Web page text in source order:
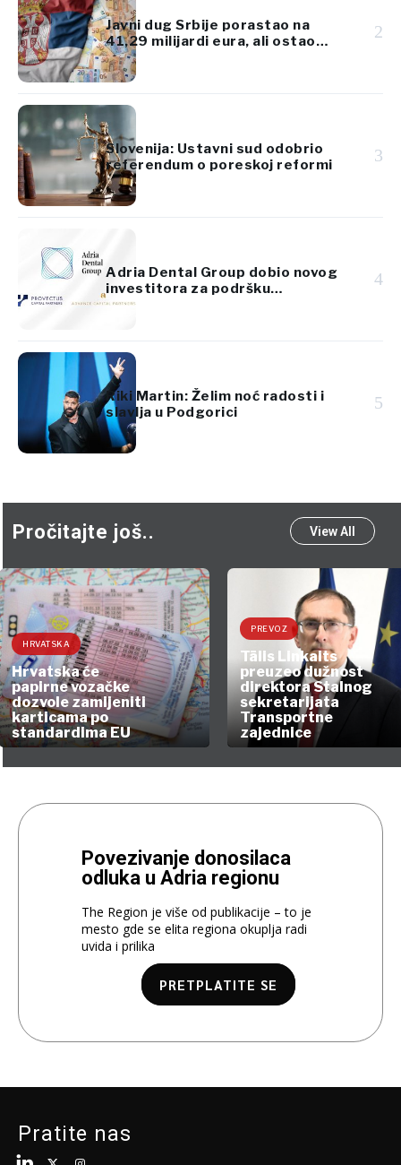
Javni dug Srbije porastao na
41,29 milijardi eura, ali ostao
ispod 45% BDP-a
2
Slovenija: Ustavni sud odobrio
referendum o poreskoj reformi
3
Adria Dental Group dobio novog
investitora za podršku
regionalnom širenju
4
Riki Martin: Želim noć radosti i
slavlja u Podgorici
5
Pročitajte još.. View All
HRVATSKA
Hrvatska će
papirne vozačke
dozvole zamijeniti
karticama po
standardima EU
PREVOZ
Tālis Linkaits
preuzeo dužnost
direktora Stalnog
sekretarijata
Transportne
zajednice
Povezivanje donosilaca
odluka u Adria regionu
The Region je više od publikacije – to je
mesto gde se elita regiona okuplja radi
uvida i prilika
PRETPLATITE SE
Pratite nas